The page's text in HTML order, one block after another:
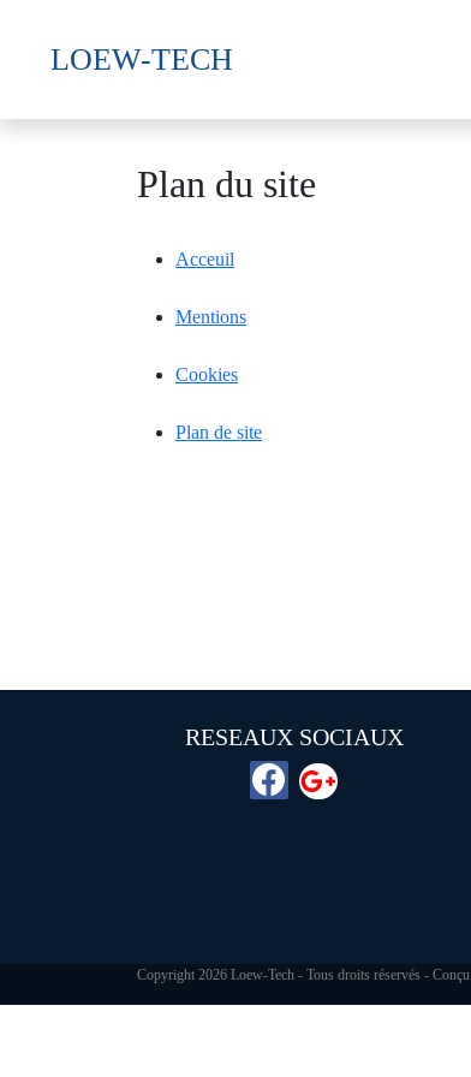
LOEW-TECH
Plan du site
Acceuil
Mentions
Cookies
Plan de site
RESEAUX SOCIAUX
Copyright 2026 Loew-Tech - Tous droits réservés -